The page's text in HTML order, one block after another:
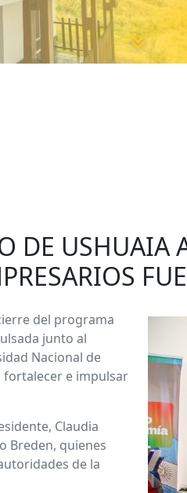
DE USHUAIA
del programa
junto al
Nacional de
fortalecer e impulsar
Claudia
Breden, quienes
de la